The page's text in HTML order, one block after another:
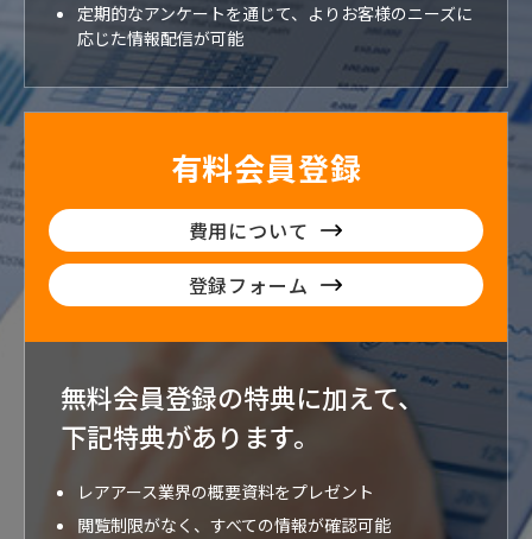
定期的なアンケートを通じて、よりお客様のニーズに
応じた情報配信が可能
有料会員登録
費用について
登録フォーム
無料会員登録の特典に加えて、
下記特典があります。
レアアース業界の概要資料をプレゼント
閲覧制限がなく、すべての情報が確認可能